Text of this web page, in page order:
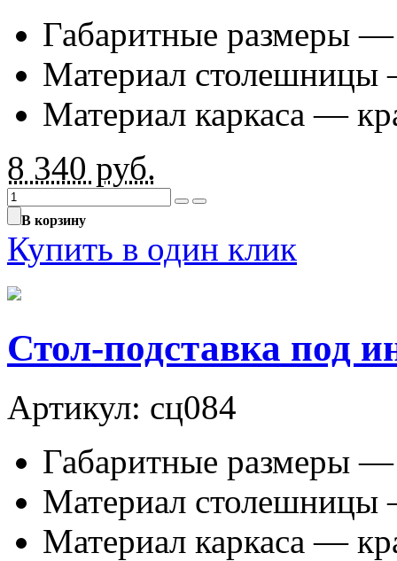
Габаритные размеры
Материал столешницы
Материал каркаса —
8 340 руб.
В корзину
Купить в один клик
Стол-подставка под
Артикул: сц084
Габаритные размеры
Материал столешницы
Материал каркаса —